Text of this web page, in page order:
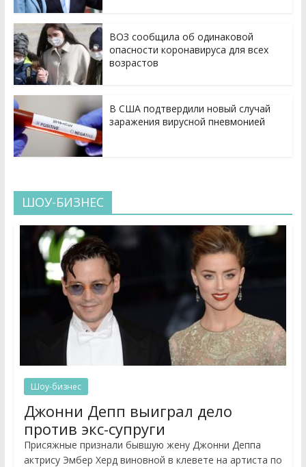
ВОЗ сообщила об одинаковой
опасности коронавируса для всех
возрастов
В США подтвердили новый случай
заражения вирусной пневмонией
ШОУ-БИЗНЕС
Шоу-бизнес
Джонни Депп выиграл дело
против экс-супруги
Присяжные признали бывшую жену Джонни Деппа
актрису Эмбер Херд виновной в клевете на артиста по